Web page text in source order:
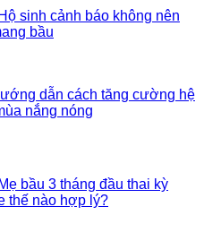
Hộ sinh cảnh báo không nên
bầu
dẫn cách tăng cường hệ
nắng nóng
Mẹ bầu 3 tháng đầu thai kỳ
thế nào hợp lý?